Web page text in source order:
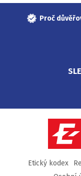
Proč
Etický kodex